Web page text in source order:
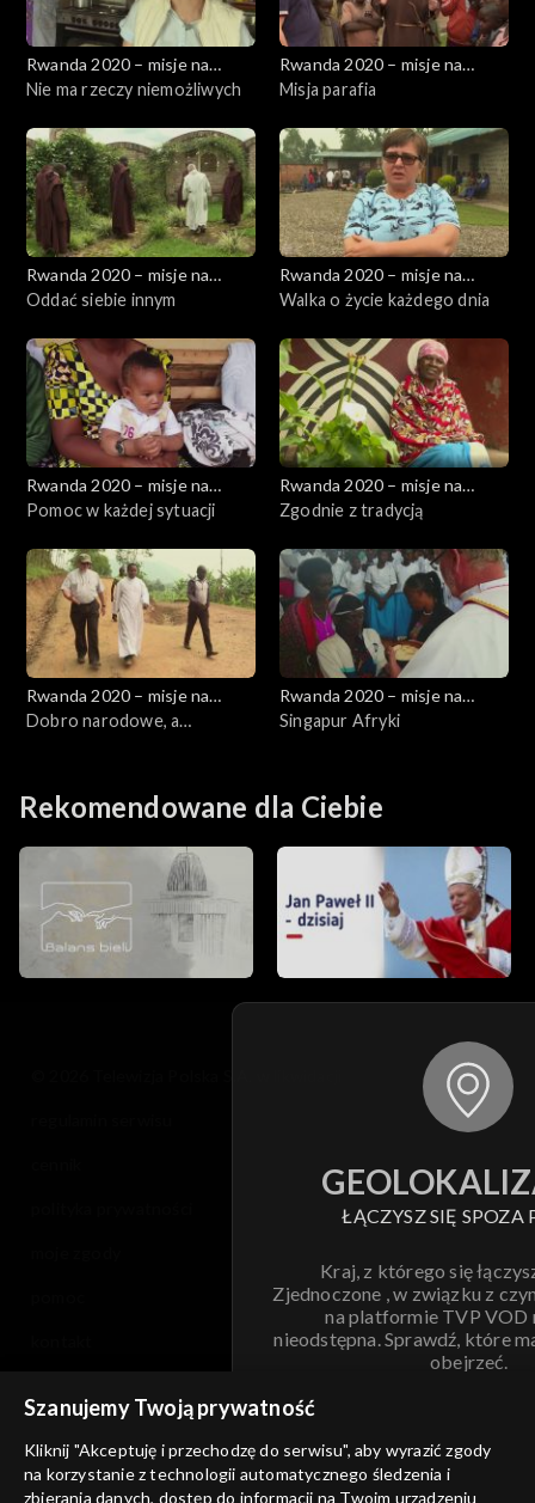
Rwanda 2020 – misje na
wzgórzach
Nie ma rzeczy niemożliwych
Rwanda 2020 – misje na
wzgórzach
Misja parafia
Rwanda 2020 – misje na
wzgórzach
Oddać siebie innym
Rwanda 2020 – misje na
wzgórzach
Walka o życie każdego dnia
Rwanda 2020 – misje na
wzgórzach
Pomoc w każdej sytuacji
Rwanda 2020 – misje na
wzgórzach
Zgodnie z tradycją
Rwanda 2020 – misje na
wzgórzach
Dobro narodowe, a
Rwanda 2020 – misje na
wzgórzach
Singapur Afryki
Rekomendowane dla Ciebie
ŁĄCZYSZ SIĘ SPOZA
Kraj, z którego się
Zjednoczone , w związku z
na platformie TVP VOD
nieodstępna. Sprawdź, które
obejrzeć.
ANULUJ
informacje o dostawcy usług
Szanujemy Twoją prywatność
Kliknij "Akceptuję i przechodzę do serwisu", aby wyrazić zgody
na korzystanie z technologii automatycznego śledzenia i
zbierania danych, dostęp do informacji na Twoim urządzeniu